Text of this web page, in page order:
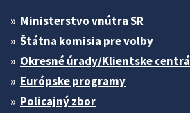
Ministerstvo vnútra SR
Štátna komisia pre volby
Okresné úrady/Klientske centrá
Európske programy
Policajný zbor